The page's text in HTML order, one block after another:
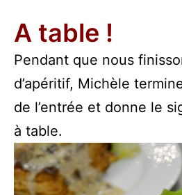
A table !
Pendant que nous
d’apéritif, Michèle
de l’entrée et donne le
à table.